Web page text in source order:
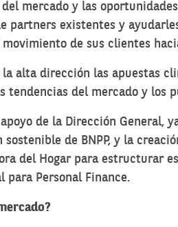
mercado y las
partners existentes y
de sus clientes
la alta dirección las apuestas
tendencias del mercado y los
de la Dirección General,
de BNPP, y la
del Hogar para estructurar
para Personal Finance.